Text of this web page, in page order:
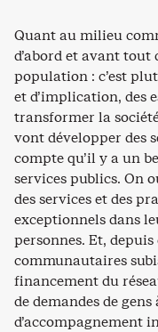
Quant au milieu
d’abord et avant tout
population : c’est
et d’implication, des
transformer la
vont développer des
compte qu’il y a un
services publics. On
des services et des
exceptionnels dans
personnes. Et, depuis
communautaires
financement du
de demandes de gens
d’accompagnement